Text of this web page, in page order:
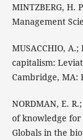
MINTZBERG, H.
Management
MUSACCHIO,
capitalism:
Cambridge, MA:
NORDMAN, E.
of knowledge
Globals in the